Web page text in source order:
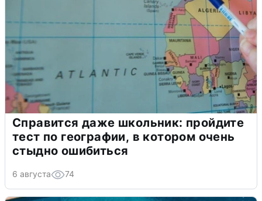
Справится даже школьник: пройдите
тест по географии, в котором очень
стыдно ошибиться
6 августа 74